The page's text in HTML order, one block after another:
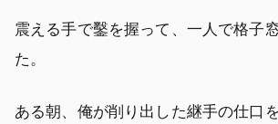
震える手で鑿を握って、一人で格子
た。
ある朝、俺が削り出した継手の仕口